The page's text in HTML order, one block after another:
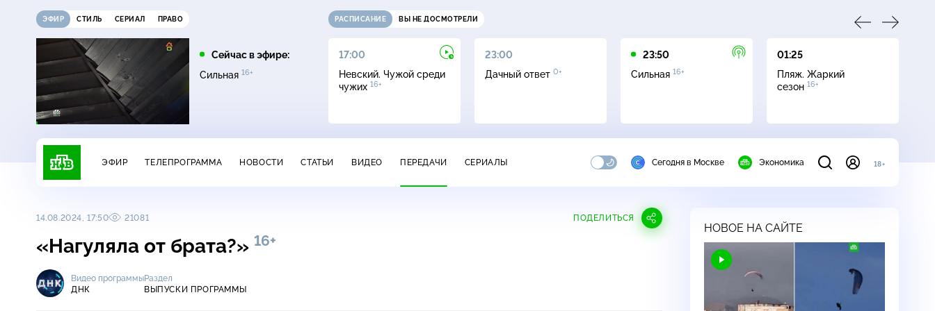
ЭФИР СТИЛЬ СЕРИАЛ ПРАВО
Сейчас в эфире:
Сильная 16+
РАСПИСАНИЕ ВЫ НЕ ДОСМОТРЕЛИ
Невский. Чужой среди
чужих
16:00
Сегодня
17:00
Невский. Чужой среди
чужих 16+
23:00
Дачный ответ 0+
23:50
Сильная 16+
01:25
Пляж. Жаркий
сезон 16+
ЭФИР ТЕЛЕПРОГРАММА НОВОСТИ СТАТЬИ ВИДЕО ПЕРЕДАЧИ СЕРИАЛЫ Сегодня в Москве Экономика 18+
14.08.2024, 17:50 21081 ПОДЕЛИТЬСЯ
«Нагуляла от брата?» 16+
Видео программы
ДНК
Раздел
ВЫПУСКИ ПРОГРАММЫ
НОВОЕ НА САЙТЕ